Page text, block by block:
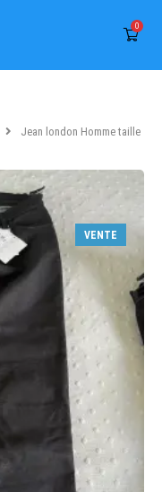
0
Jean london Homme taille
VENTE